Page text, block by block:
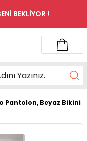
BEKLİYOR !
Pantolon, Beyaz Bikini